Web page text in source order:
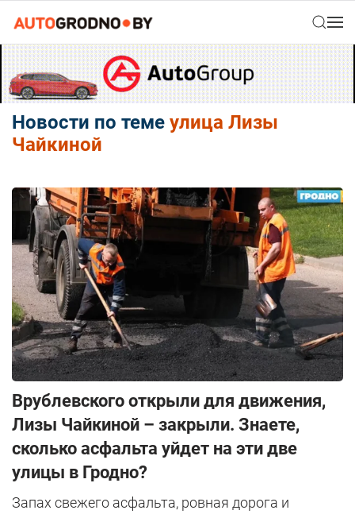
Новости по теме улица Лизы
Чайкиной
Врублевского открыли для движения,
Лизы Чайкиной – закрыли. Знаете,
сколько асфальта уйдет на эти две
улицы в Гродно?
Запах свежего асфальта, ровная дорога и